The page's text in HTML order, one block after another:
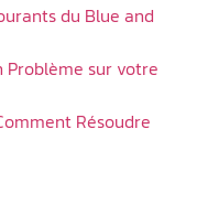
du Blue and
Problème sur votre
Résoudre